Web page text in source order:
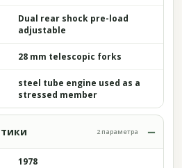
Dual rear shock pre-load
adjustable
28 mm telescopic forks
steel tube engine used as a
stressed member
2 параметра
1978